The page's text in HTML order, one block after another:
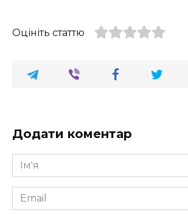
Оцініть статтю
Додати коментар
Ім'я
*
Email
*